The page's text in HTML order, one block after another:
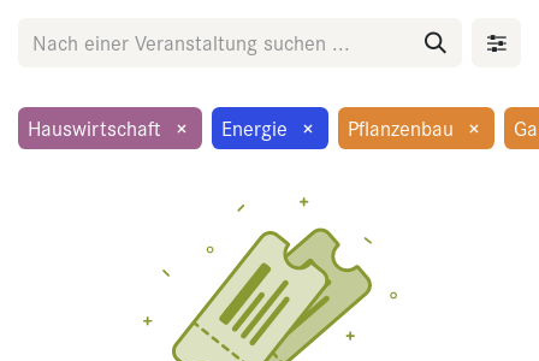
Hauswirtschaft × Energie × Pflanzenbau ×